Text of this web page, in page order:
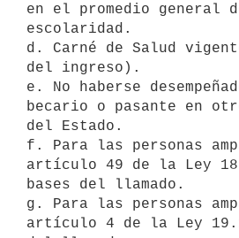
en el promedio general
escolaridad.
d. Carné de Salud
del ingreso).
e. No haberse
becario o pasante en
del Estado.
f. Para las personas
artículo 49 de la Ley
bases del llamado.
g. Para las personas
artículo 4 de la Ley